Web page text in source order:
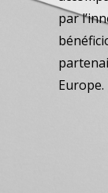
par
Europe.